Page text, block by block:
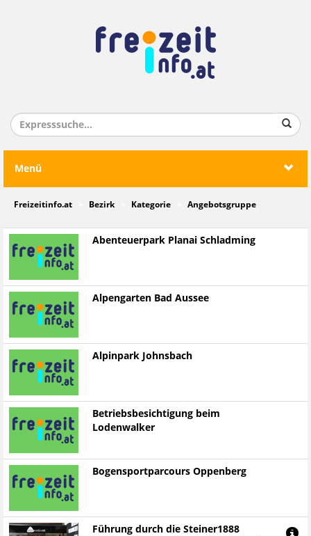
Menü
Freizeitinfo.at Bezirk Kategorie Angebotsgruppe
Abenteuerpark Planai Schladming
Alpengarten Bad Aussee
Alpinpark Johnsbach
Betriebsbesichtigung beim
Lodenwalker
Bogensportparcours Oppenberg
Führung durch die Steiner1888